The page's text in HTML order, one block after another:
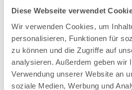
Diese Webseite verwendet
Wir verwenden Cookies, um
personalisieren, Funktionen für
zu können und die Zugriffe auf
analysieren. Außerdem geben wir
Verwendung unserer Website an
soziale Medien, Werbung und
Impressionen von Aluminium-
Mehr Impressionen und Poolideen